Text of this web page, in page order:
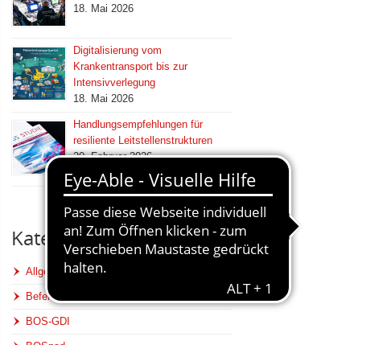
18. Mai 2026
Digitalisierung vom
Krankentransport bis zur
Intensivverlegung
18. Mai 2026
Handlungsempfehlungen für
resiliente Leitstellenstrukturen
20. Februar 2026
Kategorien
Allgemein
Befehlsstellen
BOS-GDI